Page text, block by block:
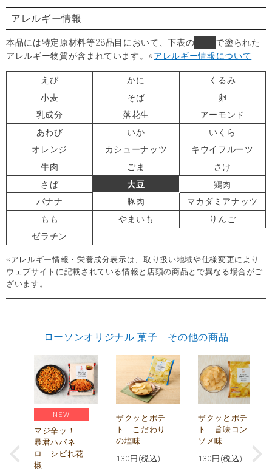
アレルギー情報
本品には特定原材料等28品目において、下表の
で塗られた
アレルギー物質が含まれています。※アレルギー情報について
えび かに
くるみ
小麦
そば
卵
乳成分
落花生
アーモンド
あわび
いか
いくら
オレンジ
カシューナッツ
キウイフルーツ
牛肉
ごま
さけ
さば
大豆
鶏肉
バナナ
豚肉
マカダミアナッツ
もも
やまいも
りんご
ゼラチン
※アレルギー情報・栄養成分表示は、取り扱い地域や仕様変更により
ウェブサイトに記載されている情報と店頭の商品とで異なる場合がご
ざいます。
ローソンオリジナル 菓子 その他の商品
NEW
マジ辛ッ！
暴君ハバネ
ロ シビれ花
椒
ザクッとポテ
ト こだわり
の塩味
130 円(税込)
ザクッとポテ
ト 旨味コン
ソメ味
130 円(税込)